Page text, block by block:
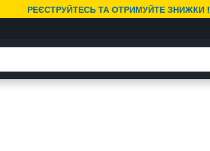
РЕЄСТРУЙТЕСЬ ТА ОТРИМУЙТЕ ЗНИЖКИ !